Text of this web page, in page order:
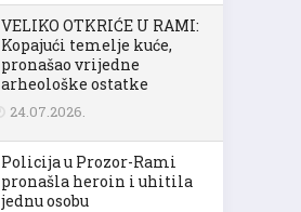
VELIKO OTKRIĆE U RAMI:
Kopajući temelje kuće,
pronašao vrijedne
arheološke ostatke
24.07.2026.
Policija u Prozor-Rami
pronašla heroin i uhitila
jednu osobu